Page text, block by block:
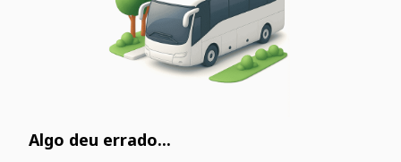
Algo deu errado...